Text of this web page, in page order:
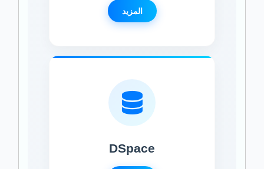
المزيد
DSpace